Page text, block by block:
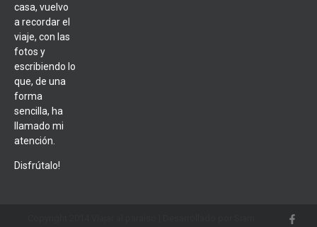
casa, vuelvo
a recordar el
viaje, con las
fotos y
escribiendo lo
que, de una
forma
sencilla, ha
llamado mi
atención.
Disfrútalo!